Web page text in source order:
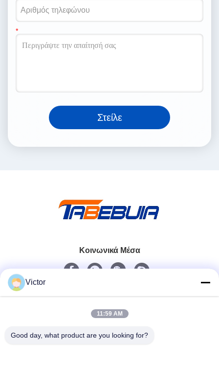
Στείλε
Κοινωνικά Μέσα
Victor
11:59 AM
Good day, what product are you looking for?